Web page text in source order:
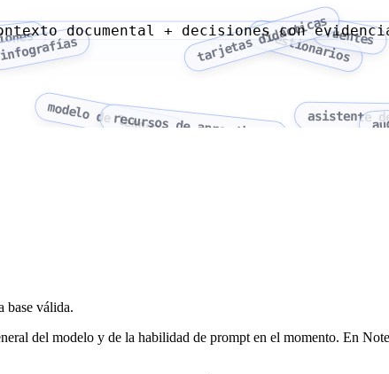
tarjetas didácticas
cuestionarios
fuentes
modelo de lenguajerecursos de aprendizaje asistente
documental + decisiones con
base válida.
del modelo y de la habilidad de prompt en el momento. En